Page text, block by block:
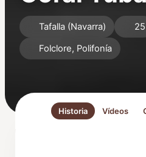
Tafalla (Navarra)
25
Folclore, Polifonía
Historia Vídeos